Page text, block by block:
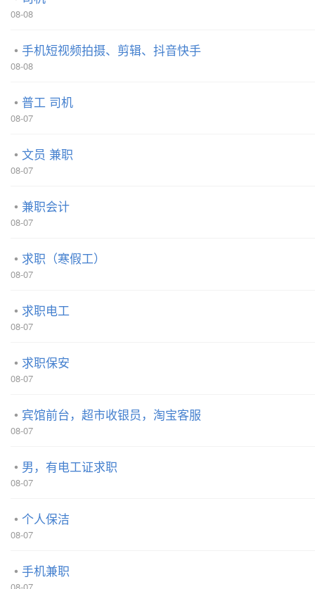
08-08
手机短视频拍摄、剪辑、抖音快手
08-08
普工 司机
08-07
文员 兼职
08-07
兼职会计
08-07
求职（寒假工）
08-07
求职电工
08-07
求职保安
08-07
宾馆前台，超市收银员，淘宝客服
08-07
男，有电工证求职
08-07
个人保洁
08-07
手机兼职